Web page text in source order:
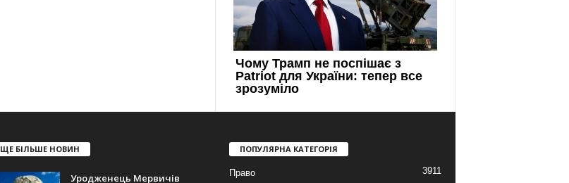
ЩЕ БІЛЬШЕ НОВИН
Уродженець Мервичів
ПОПУЛЯРНА КАТЕГОРІЯ
Право 3911